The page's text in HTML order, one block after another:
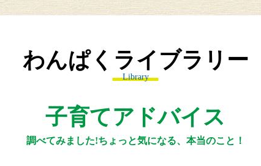
わんぱくライブラリー
Library
子育てアドバイス
調べてみました!ちょっと気になる、本当のこと！